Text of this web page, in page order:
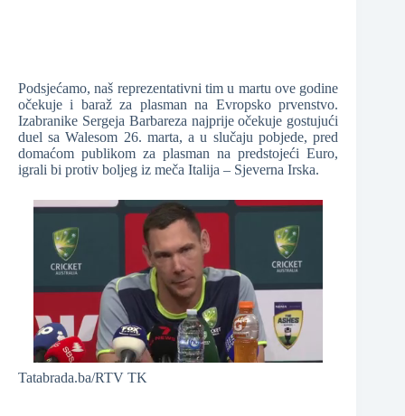
Podsjećamo, naš reprezentativni tim u martu ove godine
očekuje i baraž za plasman na Evropsko prvenstvo.
Izabranike Sergeja Barbareza najprije očekuje gostujući
duel sa Walesom 26. marta, a u slučaju pobjede, pred
domaćom publikom za plasman na predstojeći Euro,
igrali bi protiv boljeg iz meča Italija – Sjeverna Irska.
Tatabrada.ba/RTV TK